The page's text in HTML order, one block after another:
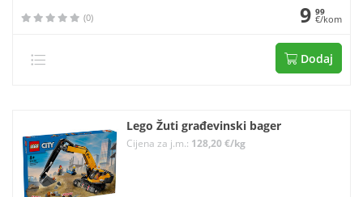
(0) 9 99
€/kom
Dodaj
Lego Žuti građevinski bager
Cijena za j.m.: 128,20 €/kg